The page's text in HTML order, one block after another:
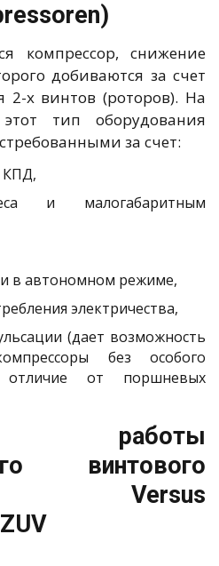
компрессор, снижение
добиваются за счет
2-х винтов (роторов). На
тип оборудования
за счет:
КПД,
и малогабаритным
в автономном режиме,
электричества,
(дает возможность
без особого
от поршневых
работы
винтового
Versus